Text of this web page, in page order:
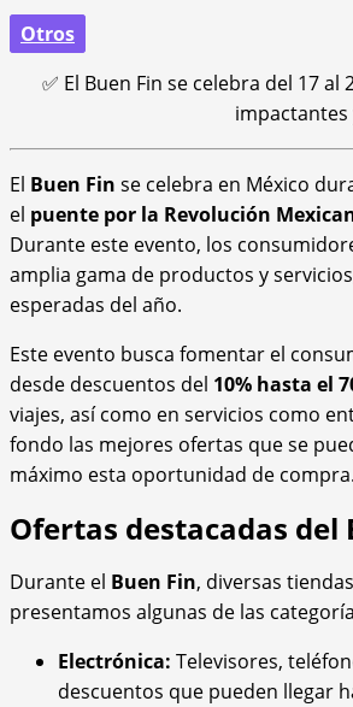
Otros
✅ El Buen Fin se celebra del 17
impactantes
El Buen Fin se celebra en México
el puente por la Revolución
Durante este evento, los
amplia gama de productos y
esperadas del año.
Este evento busca fomentar el
desde descuentos del 10% hasta el
viajes, así como en servicios como
fondo las mejores ofertas que se
máximo esta oportunidad de compra.
Ofertas destacadas del
Durante el Buen Fin, diversas
presentamos algunas de las
Electrónica: Televisores,
descuentos que pueden llegar